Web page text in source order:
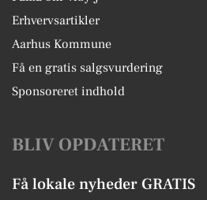
Erhvervsartikler
Aarhus Kommune
Få en gratis salgsvurdering
Sponsoreret indhold
BLIV OPDATERET
Få lokale nyheder GRATIS